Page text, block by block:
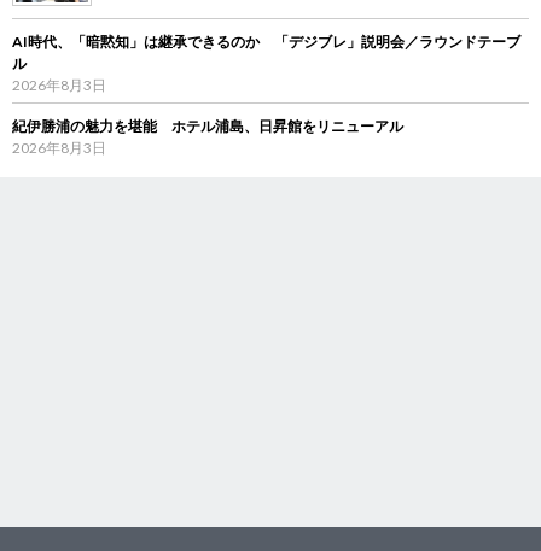
AI時代、「暗黙知」は継承できるのか 「デジブレ」説明会／ラウンドテーブ
ル
2026年8月3日
紀伊勝浦の魅力を堪能 ホテル浦島、日昇館をリニューアル
2026年8月3日